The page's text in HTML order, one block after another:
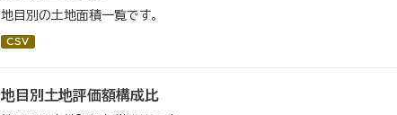
地目別の土地面積一覧です。
CSV
地目別土地評価額構成比